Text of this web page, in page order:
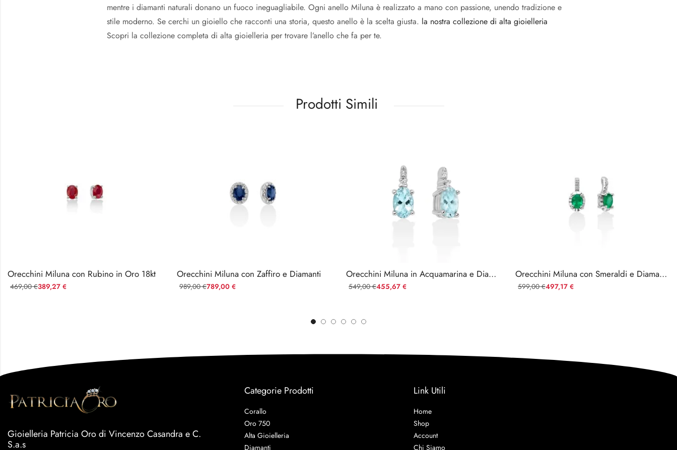
mentre i diamanti naturali donano un fuoco ineguagliabile. Ogni anello Miluna è realizzato a mano con passione, unendo tradizione e
stile moderno. Se cerchi un gioiello che racconti una storia, questo anello è la scelta giusta. la nostra collezione di alta gioielleria
Scopri la collezione completa di alta gioielleria per trovare l’anello che fa per te.
Prodotti Simili
Orecchini Miluna con Rubino in Oro 18kt
389,27 €
469,00€
Orecchini Miluna con Zaffiro e Diamanti
789,00 €
989,00€
Orecchini Miluna in Acquamarina e Diamanti
455,67 €
549,00€
Orecchini Miluna con Smeraldi e Diamanti in Oro Bianco 18kt
497,17 €
599,00€
Gioielleria Patricia Oro di Vincenzo Casandra e C.
S.a.s
Categorie Prodotti
Corallo
Oro 750
Alta Gioielleria
Diamanti
Link Utili
Home
Shop
Account
Chi Siamo